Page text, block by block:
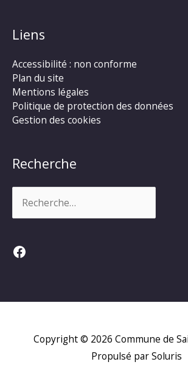
Liens
Accessibilité : non conforme
Plan du site
Mentions légales
Politique de protection des données
Gestion des cookies
Recherche
Facebook
Copyright © 2026 Commune de
Propulsé par Soluris